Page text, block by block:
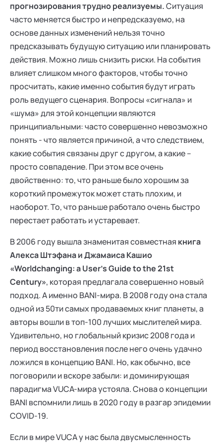
прогнозирования трудно реализуемы.Cитуация
часто меняется быстро и непредсказуемо, на
основе данных изменений нельзя точно
предсказывать будущую ситуацию или планировать
действия. Можно лишь снизить риски. На события
влияет слишком много факторов, чтобы точно
просчитать, какие именно события будут играть
роль ведущего сценария. Вопросы «сигнала» и
«шума» для этой концепции являются
принципиальными: часто совершенно невозможно
понять - что является причиной, а что следствием,
какие события связаны друг с другом, а какие –
просто совпадение. При этом все очень
двойственно: то, что раньше было хорошим за
короткий промежуток может стать плохим, и
наоборот. То, что раньше работало очень быстро
перестает работать и устаревает.
В 2006 году вышла знаменитая совместная книга
Алекса Штэфана и Джамаиса Кашио
«Worldchanging: a User's Guide to the 21st
Century», которая предлагала совершенно новый
подход. А именно BANI-мира. В 2008 году она стала
одной из 50ти самых продаваемых книг планеты, а
авторы вошли в топ-100 лучших мыслителей мира.
Удивительно, но глобальный кризис 2008 года и
период восстановления после него очень удачно
ложился в концепцию BANI. Но, как обычно, все
поговорили и вскоре забыли: и доминирующая
парадигма VUCA-мира устояла. Снова о концепции
BANI вспомнили лишь в 2020 году в разгар эпидемии
COVID-19.
Если в мире VUCA у нас была двусмысленность